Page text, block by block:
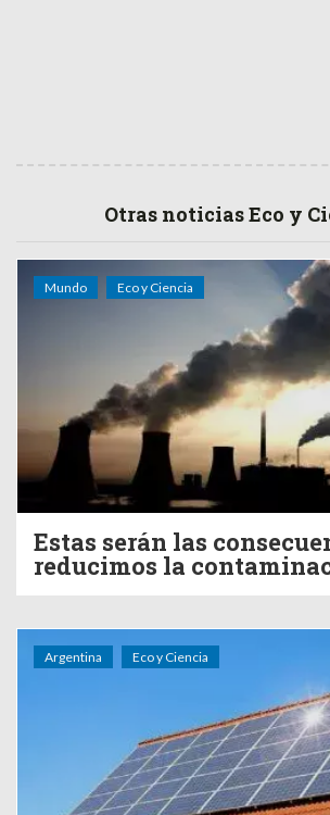
Otras noticias Eco y
Mundo Eco y Ciencia
Estas serán las
reducimos la
Argentina Eco y Ciencia